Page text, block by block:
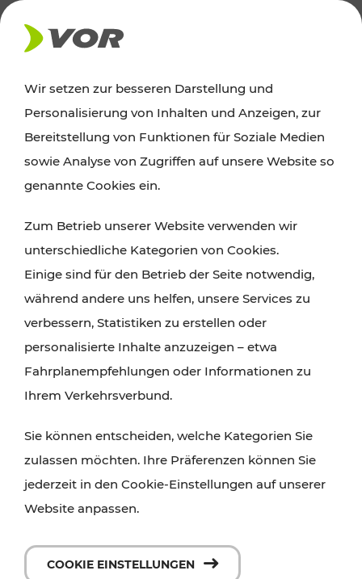
AKTUELLES
Ausflugstipps
Wien, Niederösterreich und das Burgenland
Wanderungen, Kultur und Gastronomie,
Radtouren oder purer Naturgenuss – viele
Attraktionen sind mit den Ticket- und Fahrplan-
Angeboten des VOR gut und schnell erreichbar.
Wir setzen zur besseren Darstellung und
Personalisierung von Inhalten und Anzeigen, zur
Bereitstellung von Funktionen für Soziale Medien
sowie Analyse von Zugriffen auf unsere Website so
genannte Cookies ein.
Zum Betrieb unserer Website verwenden wir
unterschiedliche Kategorien von Cookies.
Einige sind für den Betrieb der Seite notwendig,
während andere uns helfen, unsere Services zu
verbessern, Statistiken zu erstellen oder
personalisierte Inhalte anzuzeigen – etwa
Fahrplanempfehlungen oder Informationen zu
Ihrem Verkehrsverbund.
Sie können entscheiden, welche Kategorien Sie
zulassen möchten. Ihre Präferenzen können Sie
jederzeit in den Cookie-Einstellungen auf unserer
Website anpassen.
COOKIE EINSTELLUNGEN